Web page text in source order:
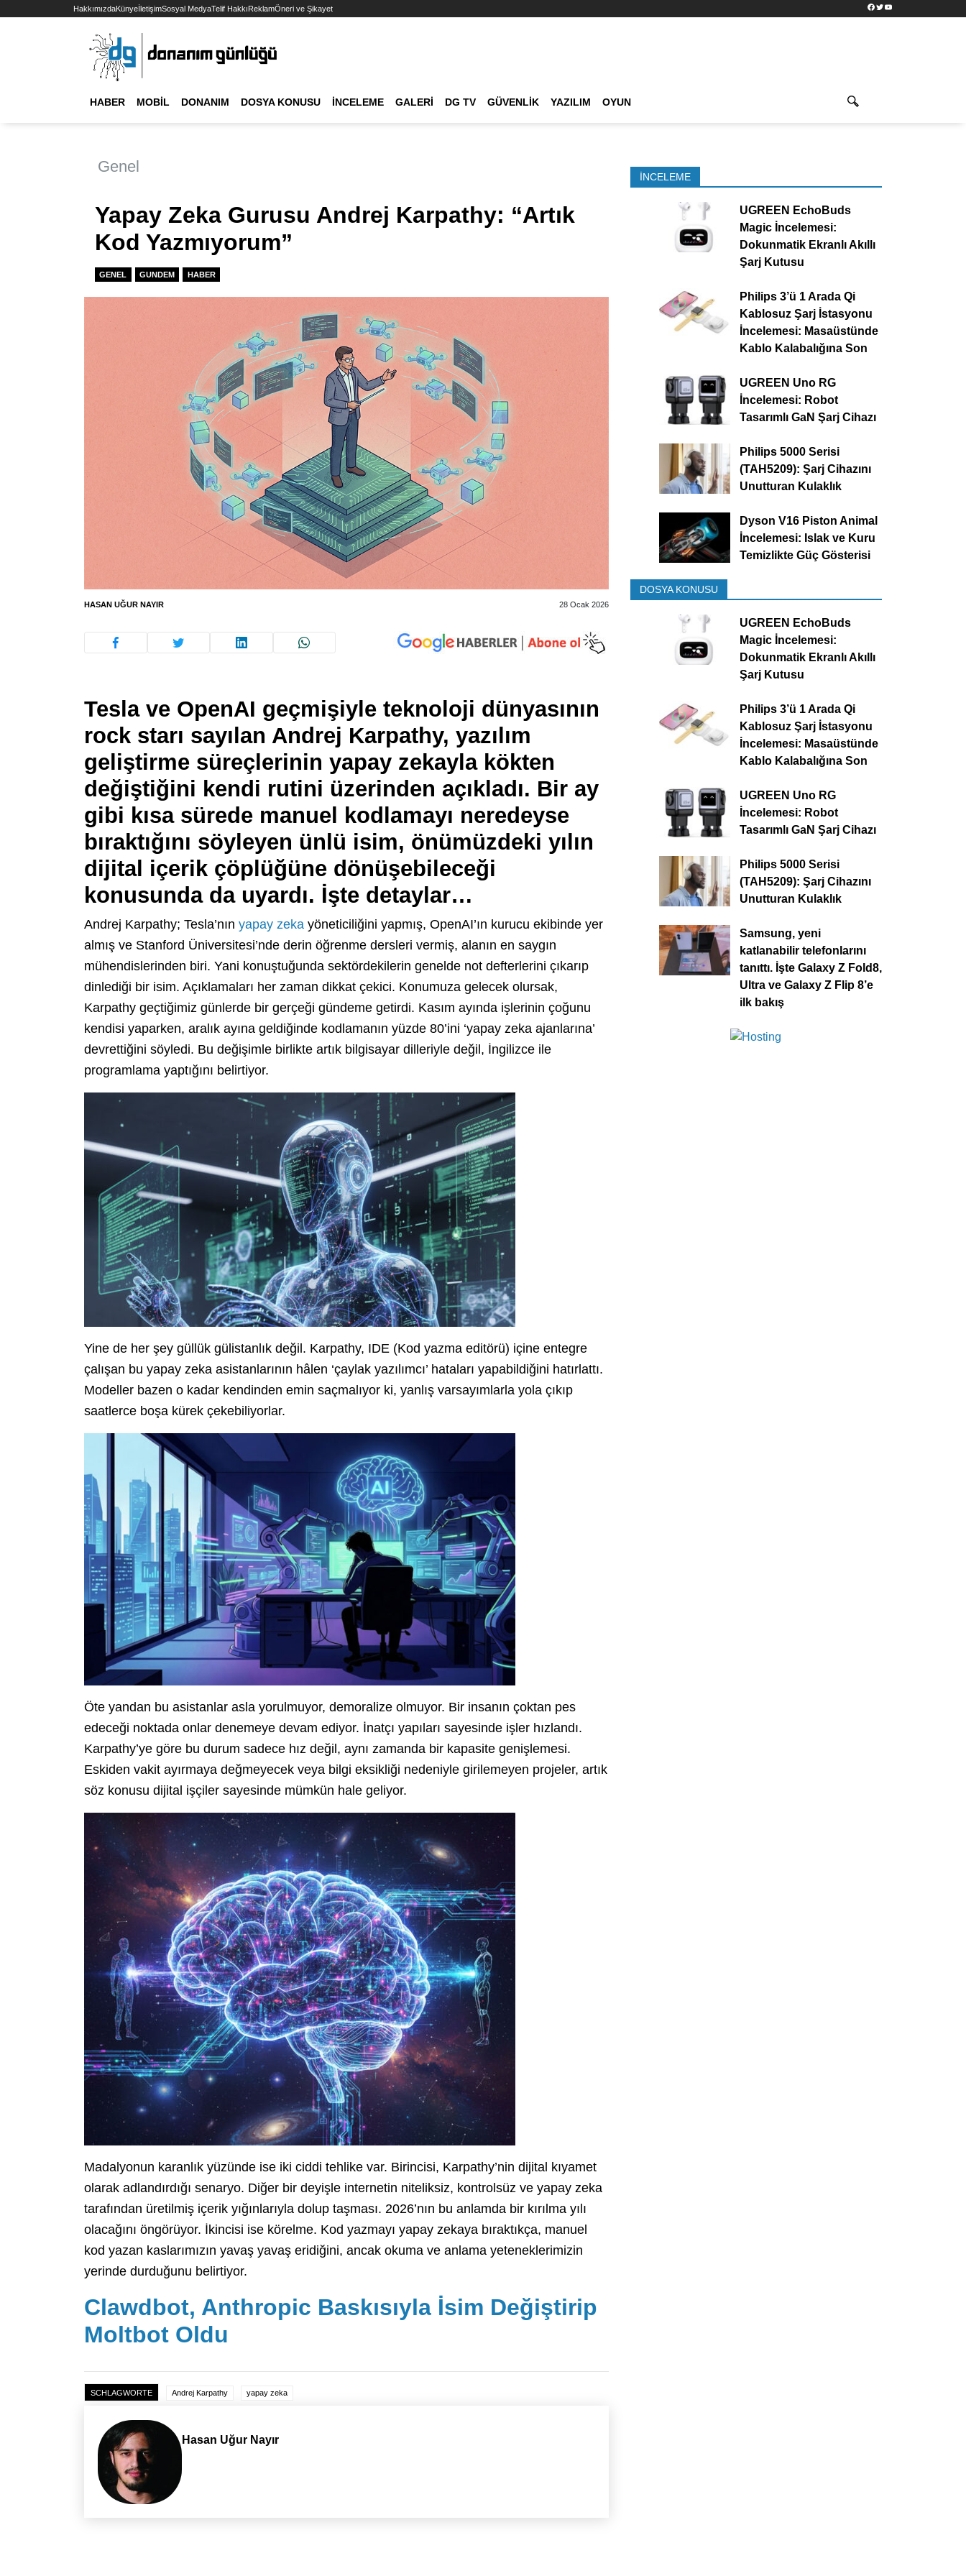
HakkımızdaKünyeİletişimSosyal MedyaTelif HakkıReklamÖneri ve Şikayet Facebook
TwitterYouTube
HABER MOBIL DONANIM DOSYA KONUSU İNCELEME GALERI DG TV GÜVENLIK YAZILIM OYUN
Genel
Yapay Zeka Gurusu Andrej Karpathy: “Artık
Kod Yazmıyorum”
GENEL GUNDEM HABER
HASAN UĞUR NAYIR 28 Ocak 2026
Tesla ve OpenAI geçmişiyle teknoloji dünyasının
rock starı sayılan Andrej Karpathy, yazılım
geliştirme süreçlerinin yapay zekayla kökten
değiştiğini kendi rutini üzerinden açıkladı. Bir ay
gibi kısa sürede manuel kodlamayı neredeyse
bıraktığını söyleyen ünlü isim, önümüzdeki yılın
dijital içerik çöplüğüne dönüşebileceği
konusunda da uyardı. İşte detaylar…
Andrej Karpathy; Tesla’nın yapay zeka yöneticiliğini yapmış, OpenAI’ın kurucu ekibinde yer
almış ve Stanford Üniversitesi’nde derin öğrenme dersleri vermiş, alanın en saygın
mühendislerinden biri. Yani konuştuğunda sektördekilerin genelde not defterlerini çıkarıp
dinlediği bir isim. Açıklamaları her zaman dikkat çekici. Konumuza gelecek olursak,
Karpathy geçtiğimiz günlerde bir gerçeği gündeme getirdi. Kasım ayında işlerinin çoğunu
kendisi yaparken, aralık ayına geldiğinde kodlamanın yüzde 80’ini ‘yapay zeka ajanlarına’
devrettiğini söyledi. Bu değişimle birlikte artık bilgisayar dilleriyle değil, İngilizce ile
programlama yaptığını belirtiyor.
Yine de her şey güllük gülistanlık değil. Karpathy, IDE (Kod yazma editörü) içine entegre
çalışan bu yapay zeka asistanlarının hâlen ‘çaylak yazılımcı’ hataları yapabildiğini hatırlattı.
Modeller bazen o kadar kendinden emin saçmalıyor ki, yanlış varsayımlarla yola çıkıp
saatlerce boşa kürek çekebiliyorlar.
Öte yandan bu asistanlar asla yorulmuyor, demoralize olmuyor. Bir insanın çoktan pes
edeceği noktada onlar denemeye devam ediyor. İnatçı yapıları sayesinde işler hızlandı.
Karpathy’ye göre bu durum sadece hız değil, aynı zamanda bir kapasite genişlemesi.
Eskiden vakit ayırmaya değmeyecek veya bilgi eksikliği nedeniyle girilemeyen projeler, artık
söz konusu dijital işçiler sayesinde mümkün hale geliyor.
Madalyonun karanlık yüzünde ise iki ciddi tehlike var. Birincisi, Karpathy’nin dijital kıyamet
olarak adlandırdığı senaryo. Diğer bir deyişle internetin niteliksiz, kontrolsüz ve yapay zeka
tarafından üretilmiş içerik yığınlarıyla dolup taşması. 2026’nın bu anlamda bir kırılma yılı
olacağını öngörüyor. İkincisi ise körelme. Kod yazmayı yapay zekaya bıraktıkça, manuel
kod yazan kaslarımızın yavaş yavaş eridiğini, ancak okuma ve anlama yeteneklerimizin
yerinde durduğunu belirtiyor.
Clawdbot, Anthropic Baskısıyla İsim Değiştirip
Moltbot Oldu
SCHLAGWORTE Andrej Karpathy yapay zeka
Hasan Uğur Nayır
İNCELEME
UGREEN EchoBuds
Magic İncelemesi:
Dokunmatik Ekranlı Akıllı
Şarj Kutusu
Philips 3’ü 1 Arada Qi
Kablosuz Şarj İstasyonu
İncelemesi: Masaüstünde
Kablo Kalabalığına Son
UGREEN Uno RG
İncelemesi: Robot
Tasarımlı GaN Şarj Cihazı
Philips 5000 Serisi
(TAH5209): Şarj Cihazını
Unutturan Kulaklık
Dyson V16 Piston Animal
İncelemesi: Islak ve Kuru
Temizlikte Güç Gösterisi
DOSYA KONUSU
UGREEN EchoBuds
Magic İncelemesi:
Dokunmatik Ekranlı Akıllı
Şarj Kutusu
Philips 3’ü 1 Arada Qi
Kablosuz Şarj İstasyonu
İncelemesi: Masaüstünde
Kablo Kalabalığına Son
UGREEN Uno RG
İncelemesi: Robot
Tasarımlı GaN Şarj Cihazı
Philips 5000 Serisi
(TAH5209): Şarj Cihazını
Unutturan Kulaklık
Samsung, yeni
katlanabilir telefonlarını
tanıttı. İşte Galaxy Z Fold8,
Ultra ve Galaxy Z Flip 8’e
ilk bakış